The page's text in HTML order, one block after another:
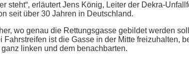
steht“, erläutert Jens König, Leiter der Dekra-
seit über 30 Jahren in Deutschland.
wo genau die Rettungsgasse gebildet werden
ist die Gasse in der Mitte freizuhalten,
linken und dem benachbarten.